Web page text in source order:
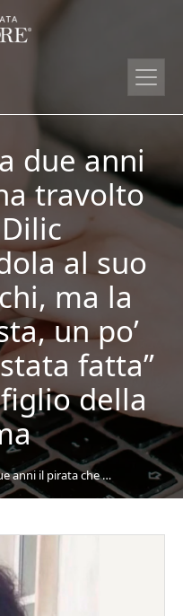
due anni
travolto
al suo
ma la
un po’
fatta”
della
Condannato a due anni il pirata che ha travolto Gorica Dilic abbandonandola al suo destino: “pochi, ma la legge e’ questa, un po’ di giustizia e’ stata fatta” commenta il figlio della vittima